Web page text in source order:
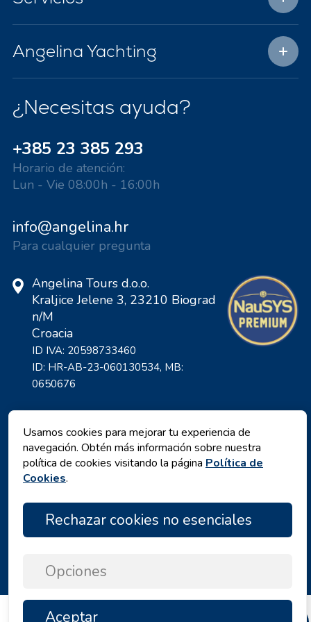
Angelina Yachting
¿Necesitas ayuda?
+385 23 385 293
Horario de atención:
Lun - Vie 08:00h - 16:00h
info@angelina.hr
Para cualquier pregunta
Angelina Tours d.o.o.
Kraljice Jelene 3, 23210 Biograd
n/M
Croacia
ID IVA: 20598733460
ID: HR-AB-23-060130534, MB:
0650676
Copyright © 2026 by Angelina Tours d.o.o.
Usamos cookies para mejorar tu experiencia de
navegación. Obtén más información sobre nuestra
política de cookies visitando la página Política de
Cookies.
Rechazar cookies no esenciales
Opciones
Aceptar